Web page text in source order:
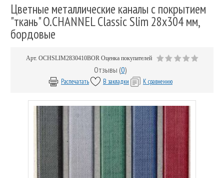
Цветные металлические каналы с покрытием
"ткань" O.CHANNEL Classic Slim 28х304 мм,
бордовые
Арт. OCHSLIM2830410BOR Оценка покупателей
Отзывы (0)
Распечатать В закладки К сравнению